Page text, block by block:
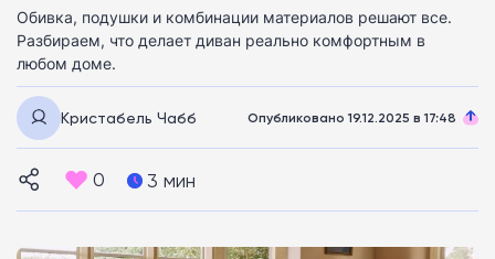
Обивка, подушки и комбинации материалов решают все.
Разбираем, что делает диван реально комфортным в
любом доме.
Кристабель Чабб Опубликовано 19.12.2025 в 17:48
0 3 мин